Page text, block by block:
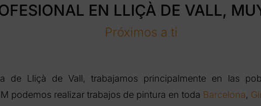
EN LLIÇÀ DE VALL,
Próximos a ti
de Lliçà de Vall, trabajamos principalmente en las
podemos realizar trabajos de pintura en toda Barcelona,